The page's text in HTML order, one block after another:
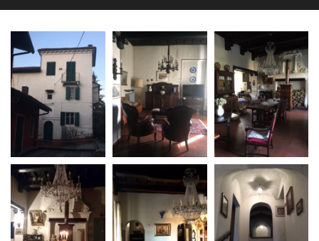
Chi siamo
Storia della Fondazione
Contatti
La sede
Partner
Rete regionale
Bilancio sociale
Amministrazione
trasparente
Bandi e gare
Sostenibilità ambientale
Anteprime in Piemonte
TFI Torino Film Industry -
Production Days
Avenue Cove - Erasmus +
Guarda che storia!
La Grazia - Immagini e
location della Torino di Paolo
Sorrentino
Open Day
Ciak in TOur!
FESTIVAL, MARKETS,
AWARDS